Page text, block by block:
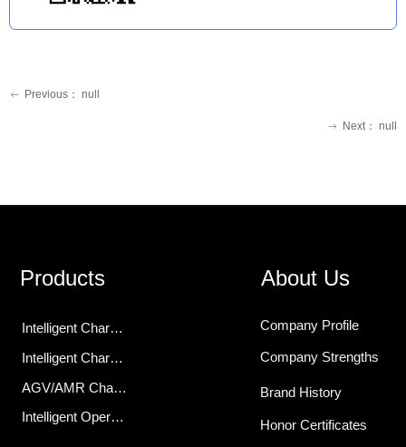
ꂃ Previous： null
ꁹ Next： null
Intelligent Charging Modules
Intelligent Chargers
AGV/AMR Charger
Intelligent Operations Center
Products About Us
Company Profile
Brand History
Honor Certificates
Company Strengths